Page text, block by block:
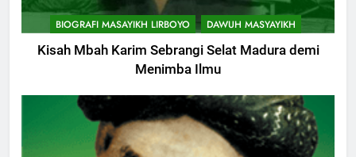
Khutbah Jumat: Mereka yang
Mendapat Predikat Haji Mabrur
KHUTBAH
10
Khutbah Jumat: Hak Penting
Yang Harus Kita Berikan Kepada
Istri
BIOGRAFI MASAYIKH LIRBOYO DAWUH MASYAYIKH
Kisah Mbah Karim Sebrangi Selat Madura demi
Menimba Ilmu